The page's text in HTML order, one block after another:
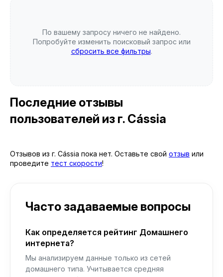
По вашему запросу ничего не найдено.
Попробуйте изменить поисковый запрос или
сбросить все фильтры.
Последние отзывы
пользователей из г. Cássia
Отзывов из г. Cássia пока нет. Оставьте свой отзыв или
проведите тест скорости!
Часто задаваемые вопросы
Как определяется рейтинг Домашнего
интернета?
Мы анализируем данные только из сетей
домашнего типа. Учитывается средняя